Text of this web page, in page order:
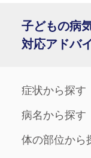
子どもの病
対応アドバ
症状から探す
病名から探す
体の部位から